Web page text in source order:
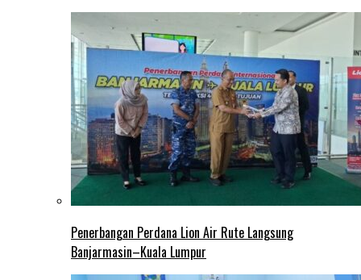
Penerbangan Perdana Lion Air Rute Langsung
Banjarmasin–Kuala Lumpur